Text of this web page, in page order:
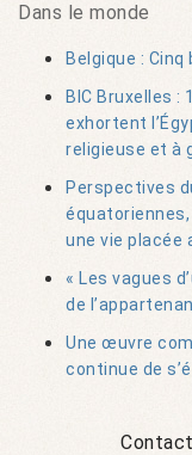
Dans le monde
Belgique :
BIC Bruxelles
exhortent
religieuse et à
Perspectives
une vie placée
« Les vagues
de
Une œuvre
continue de